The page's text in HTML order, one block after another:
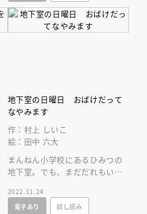
地下室の日曜日 おばけだって
なやみます
作：村上 しいこ
絵：田中 六大
まんねん小学校にあるひみつの
地下室。でも、まだだれもいっ
地下室の地下子さんに食べられ
ちゃうから！
2022.11.24
電子あり
試し読み